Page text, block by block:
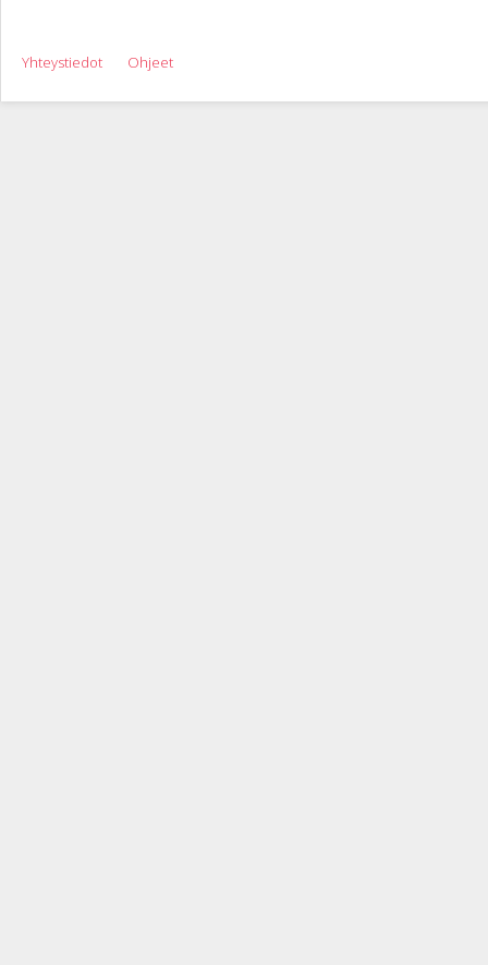
Yhteystiedot Ohjeet